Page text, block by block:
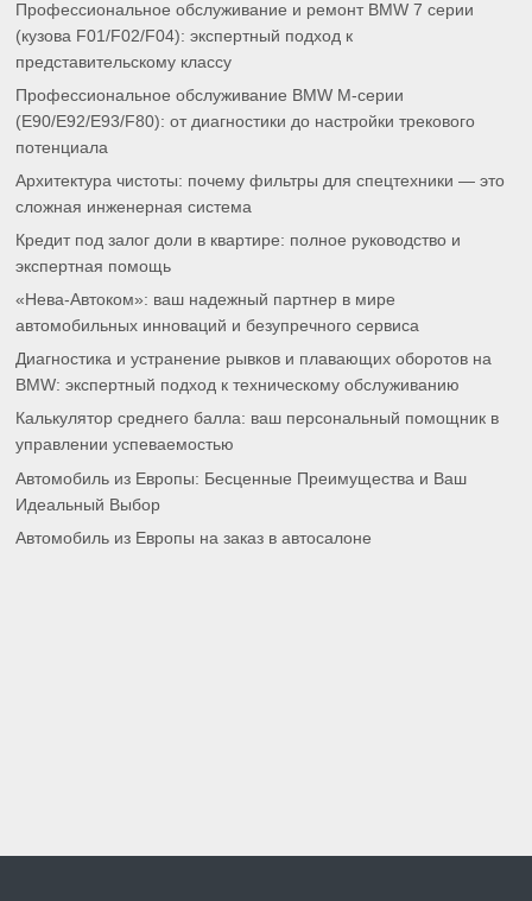
Профессиональное обслуживание и ремонт BMW 7 серии
(кузова F01/F02/F04): экспертный подход к
представительскому классу
Профессиональное обслуживание BMW M-серии
(E90/E92/E93/F80): от диагностики до настройки трекового
потенциала
Архитектура чистоты: почему фильтры для спецтехники — это
сложная инженерная система
Кредит под залог доли в квартире: полное руководство и
экспертная помощь
«Нева-Автоком»: ваш надежный партнер в мире
автомобильных инноваций и безупречного сервиса
Диагностика и устранение рывков и плавающих оборотов на
BMW: экспертный подход к техническому обслуживанию
Калькулятор среднего балла: ваш персональный помощник в
управлении успеваемостью
Автомобиль из Европы: Бесценные Преимущества и Ваш
Идеальный Выбор
Автомобиль из Европы на заказ в автосалоне